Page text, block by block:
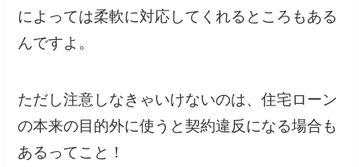
によっては柔軟に対応してくれるところもある
んですよ。
ただし注意しなきゃいけないのは、住宅ローン
の本来の目的外に使うと契約違反になる場合も
あるってこと！